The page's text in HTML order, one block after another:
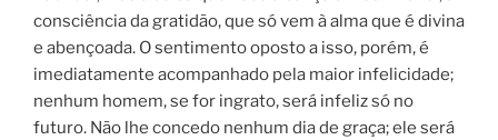
consciência da gratidão, que só vem à alma que é divina
e abençoada. O sentimento oposto a isso, porém, é
imediatamente acompanhado pela maior infelicidade;
nenhum homem, se for ingrato, será infeliz só no
futuro. Não lhe concedo nenhum dia de graça; ele será